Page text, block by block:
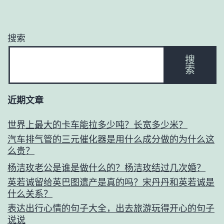
搜索
搜
索
近期文章
世界上最大的卡车能拉多少吨？长宽多少米？
汽车排气管的三元催化器是用什么成分做的为什么这
么贵？
杨洁玫老公是谁是做什么的？杨洁玫结过几次婚？
英若诚留给英巴图遗产是真的吗？宋丹丹和英若诚是
什么关系？
表达出行心情的句子大全，出去旅游玩得开心的句子
说说